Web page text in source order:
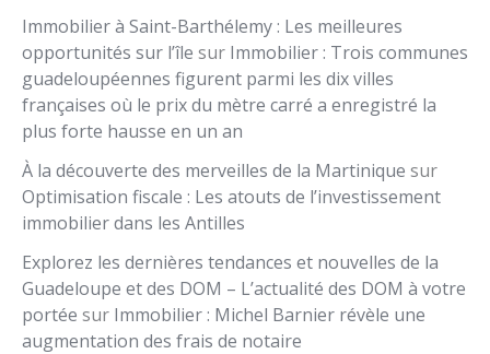
Immobilier à Saint-Barthélemy : Les meilleures
opportunités sur l’île sur Immobilier : Trois communes
guadeloupéennes figurent parmi les dix villes
françaises où le prix du mètre carré a enregistré la
plus forte hausse en un an
À la découverte des merveilles de la Martinique sur
Optimisation fiscale : Les atouts de l’investissement
immobilier dans les Antilles
Explorez les dernières tendances et nouvelles de la
Guadeloupe et des DOM – L’actualité des DOM à votre
portée sur Immobilier : Michel Barnier révèle une
augmentation des frais de notaire